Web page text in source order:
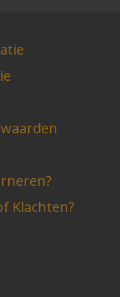
Klachten?